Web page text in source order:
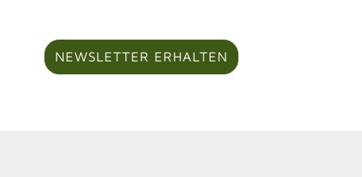
NEWSLETTER ERHALTEN